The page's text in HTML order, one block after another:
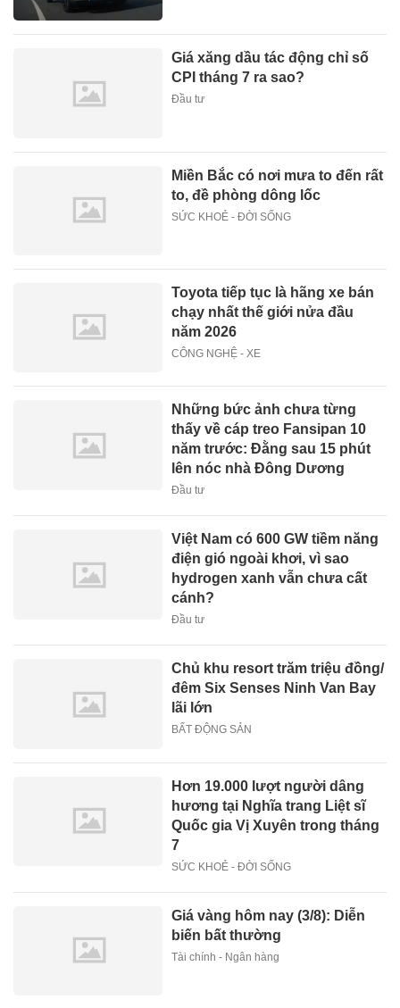
Giá xăng dầu tác động chỉ số
CPI tháng 7 ra sao?
Đầu tư
Miền Bắc có nơi mưa to đến rất
to, đề phòng dông lốc
SỨC KHOẺ - ĐỜI SỐNG
Toyota tiếp tục là hãng xe bán
chạy nhất thế giới nửa đầu
năm 2026
CÔNG NGHỆ - XE
Những bức ảnh chưa từng
thấy về cáp treo Fansipan 10
năm trước: Đằng sau 15 phút
lên nóc nhà Đông Dương
Đầu tư
Việt Nam có 600 GW tiềm năng
điện gió ngoài khơi, vì sao
hydrogen xanh vẫn chưa cất
cánh?
Đầu tư
Chủ khu resort trăm triệu đồng/
đêm Six Senses Ninh Van Bay
lãi lớn
BẤT ĐỘNG SẢN
Hơn 19.000 lượt người dâng
hương tại Nghĩa trang Liệt sĩ
Quốc gia Vị Xuyên trong tháng
7
SỨC KHOẺ - ĐỜI SỐNG
Giá vàng hôm nay (3/8): Diễn
biến bất thường
Tài chính - Ngân hàng